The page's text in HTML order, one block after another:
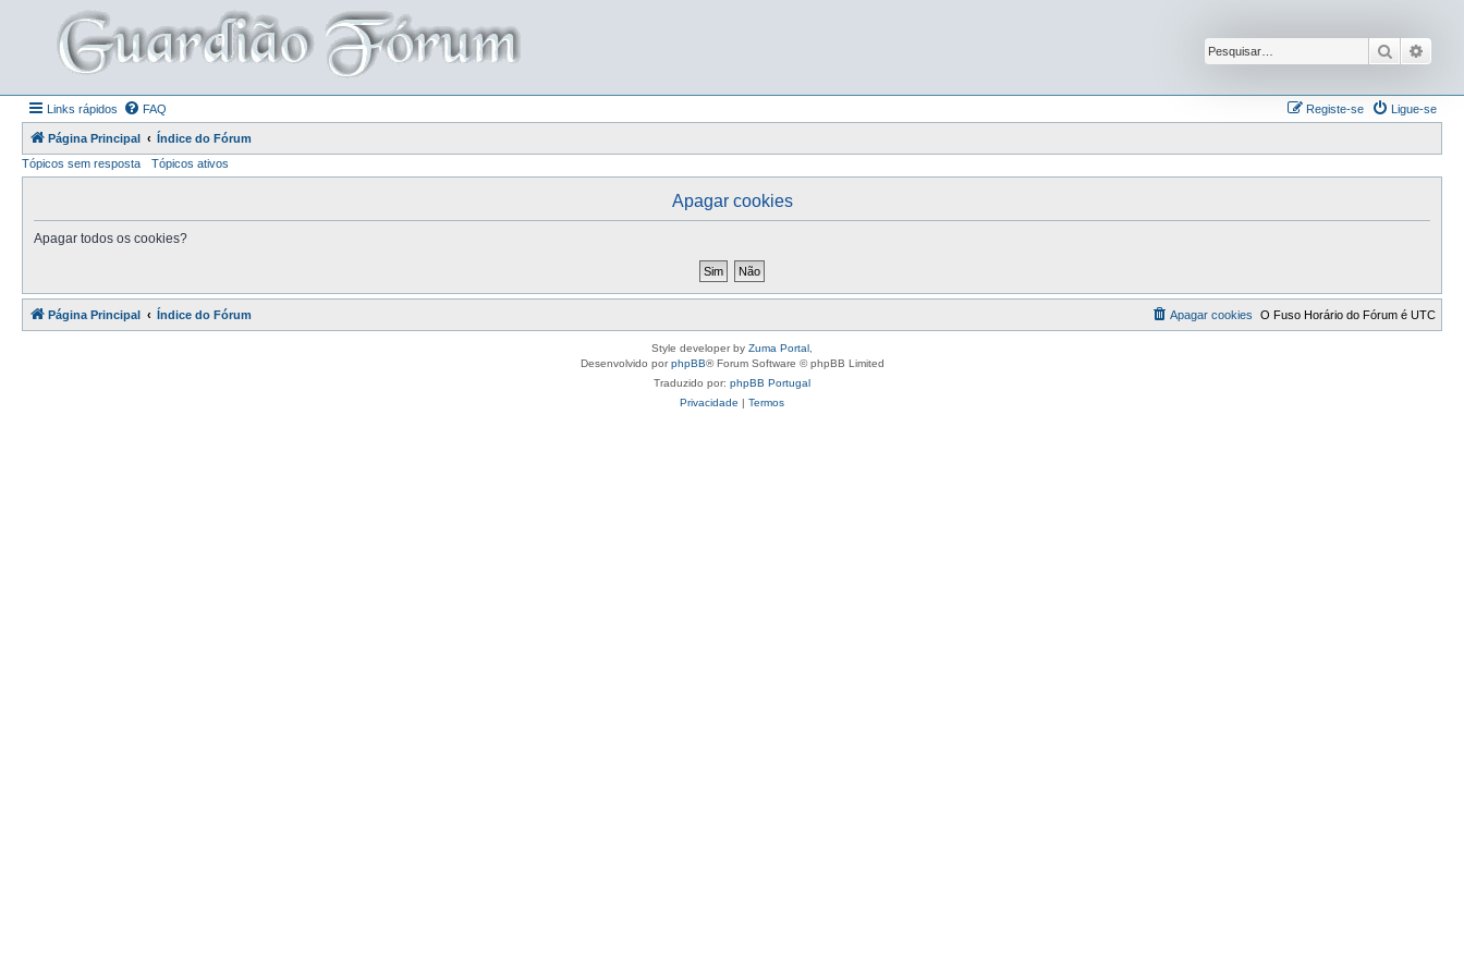
Pesquisar
Links rápidos FAQ Ligue-se
Registe-se
Página Principal
Índice do Fórum
Tópicos sem resposta
Tópicos ativos
Apagar cookies
Apagar todos os cookies?
Página Principal Índice do Fórum O Fuso Horário do Fórum é UTC
Apagar cookies
Style developer by Zuma Portal
Desenvolvido porphpBB® Forum Software © phpBB Limited
Traduzido por: phpBB Portugal
Privacidade | Termos